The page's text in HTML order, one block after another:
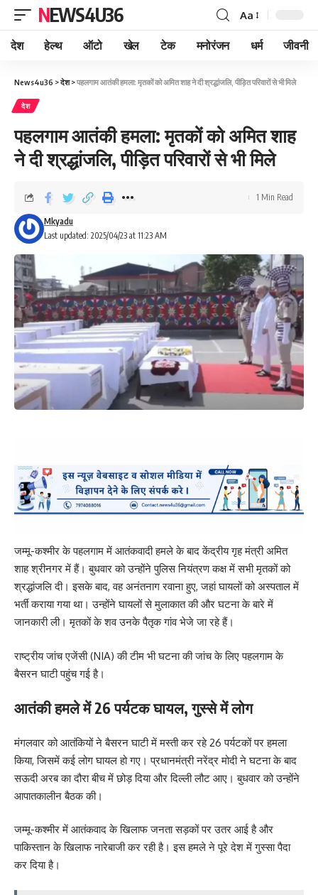
NEWS4U36 Aa
देश हेल्थ ऑटो खेल टेक मनोरंजन धर्म जीवनी
News4u36 >देश>पहलगाम आतंकी हमला: मृतकों को अमित शाह ने दी श्रद्धांजलि, पीड़ित परिवारों से भी मिले
देश
पहलगाम आतंकी हमला: मृतकों को अमित शाह
ने दी श्रद्धांजलि, पीड़ित परिवारों से भी मिले
Last updated: 2025/04/23 at 11:23 AM
Mkyadu
1 Min Read
जम्मू-कश्मीर के पहलगाम में आतंकवादी हमले के बाद केंद्रीय गृह मंत्री अमित
शाह श्रीनगर में हैं। बुधवार को उन्होंने पुलिस नियंत्रण कक्ष में सभी मृतकों को
श्रद्धांजलि दी। इसके बाद, वह अनंतनाग रवाना हुए, जहां घायलों को अस्पताल में
भर्ती कराया गया था। उन्होंने घायलों से मुलाकात की और घटना के बारे में
जानकारी ली। मृतकों के शव उनके पैतृक गांव भेजे जा रहे हैं।
राष्ट्रीय जांच एजेंसी (NIA) की टीम भी घटना की जांच के लिए पहलगाम के
बैसरन घाटी पहुंच गई है।
आतंकी हमले में 26 पर्यटक घायल, गुस्से में लोग
मंगलवार को आतंकियों ने बैसरन घाटी में मस्ती कर रहे 26 पर्यटकों पर हमला
किया, जिसमें कई लोग घायल हो गए। प्रधानमंत्री नरेंद्र मोदी ने घटना के बाद
सऊदी अरब का दौरा बीच में छोड़ दिया और दिल्ली लौट आए। बुधवार को उन्होंने
आपातकालीन बैठक की।
जम्मू-कश्मीर में आतंकवाद के खिलाफ जनता सड़कों पर उतर आई है और
पाकिस्तान के खिलाफ नारेबाजी कर रही है। इस हमले ने पूरे देश में गुस्सा पैदा
कर दिया है।